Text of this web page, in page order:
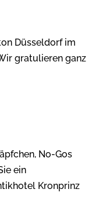
Düsseldorf im
gratulieren ganz
No-Gos
ein
Kronprinz